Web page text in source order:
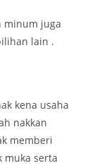
minum juga
lain .
kena usaha
nakkan
memberi
muka serta